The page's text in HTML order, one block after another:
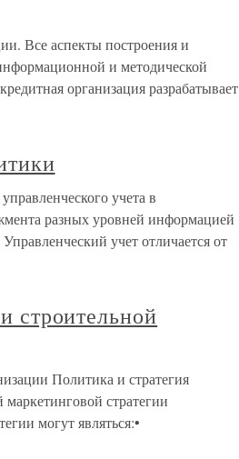
Все аспекты построения и
и методической
организация разрабатывает
учета в
разных уровней информацией
учет отличается от
строительной
Политика и стратегия
стратегии
могут являться:•